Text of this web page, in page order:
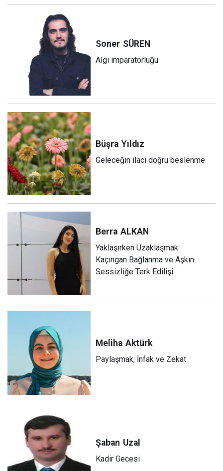
Soner SÜREN
Algı imparatorluğu
Büşra Yıldız
Geleceğin ilacı doğru beslenme
Berra ALKAN
Yaklaşırken Uzaklaşmak:
Kaçıngan Bağlanma ve Aşkın
Sessizliğe Terk Edilişi
Meliha Aktürk
Paylaşmak, İnfak ve Zekat
Şaban Uzal
Kadir Gecesi